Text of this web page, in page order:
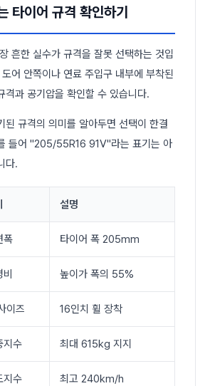
타이어 규격 확인하기
흔한 실수가 규격을 잘못 선택하는 것입
어 안쪽이나 연료 주입구 내부에 부착된
격과 공기압을 확인할 수 있습니다.
된 규격의 의미를 알아두면 선택이 한결
들어 "205/55R16 91V"라는 표기는 아
다.
설명
폭 타이어 폭 205mm
높이가 폭의 55%
이즈 16인치 휠 장착
지수 최대 615kg 지지
지수 최고 240km/h